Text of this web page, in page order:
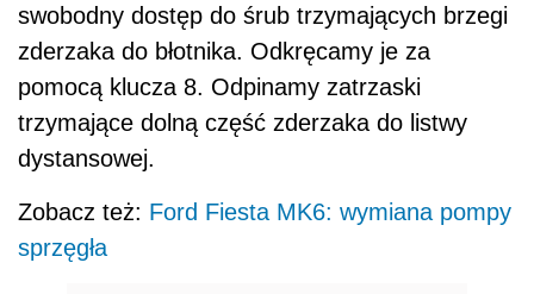
swobodny dostęp do śrub trzymających brzegi
zderzaka do błotnika. Odkręcamy je za
pomocą klucza 8. Odpinamy zatrzaski
trzymające dolną część zderzaka do listwy
dystansowej.
Zobacz też: Ford Fiesta MK6: wymiana pompy
sprzęgła